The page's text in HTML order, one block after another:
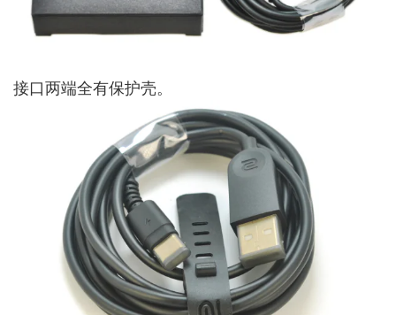
接口两端全有保护壳。